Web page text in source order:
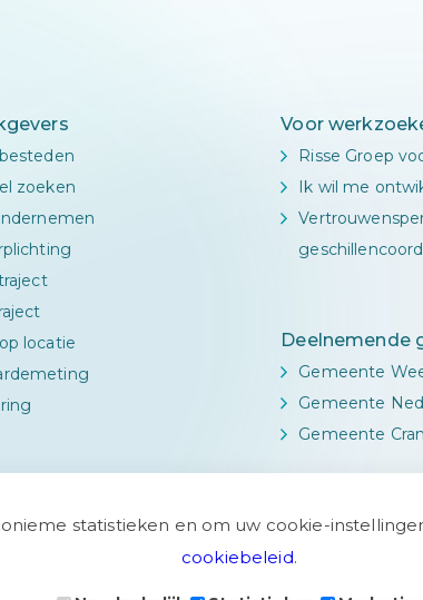
zoeken
locatie
Voor
Risse Groep
Ik wil me
Deelnemende
Gemeente
Gemeente
Gemeente
statistieken en om uw cookie-
cookiebeleid.